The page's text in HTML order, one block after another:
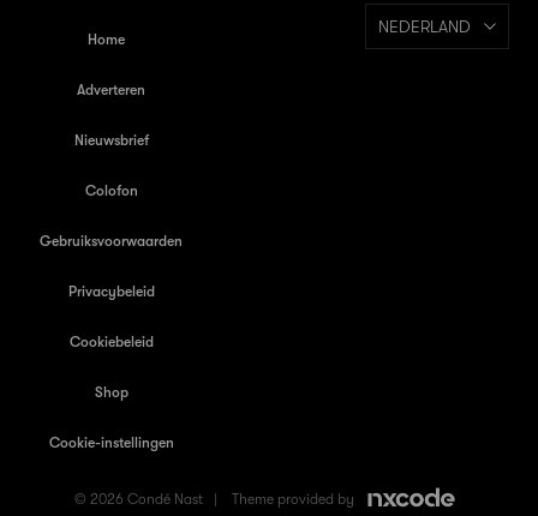
Home
Adverteren
Nieuwsbrief
Colofon
Gebruiksvoorwaarden
Privacybeleid
Cookiebeleid
Shop
Cookie-instellingen
NEDERLAND
© 2026 Condé Nast | Theme provided by